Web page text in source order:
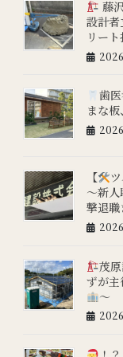
藤
設計者
リー
歯
まな
【
～新
撃退職
茂
ずが主
～